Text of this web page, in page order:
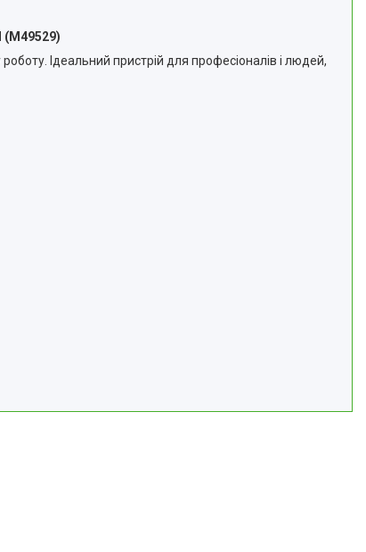
(M49529)
Ідеальний пристрій для професіоналів і людей,